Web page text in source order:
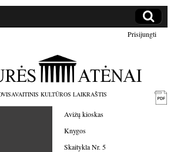
Prisijungti
KULTŪROS LAIKRAŠTIS
Avižų kioskas
Knygos
Skaitykla Nr. 5